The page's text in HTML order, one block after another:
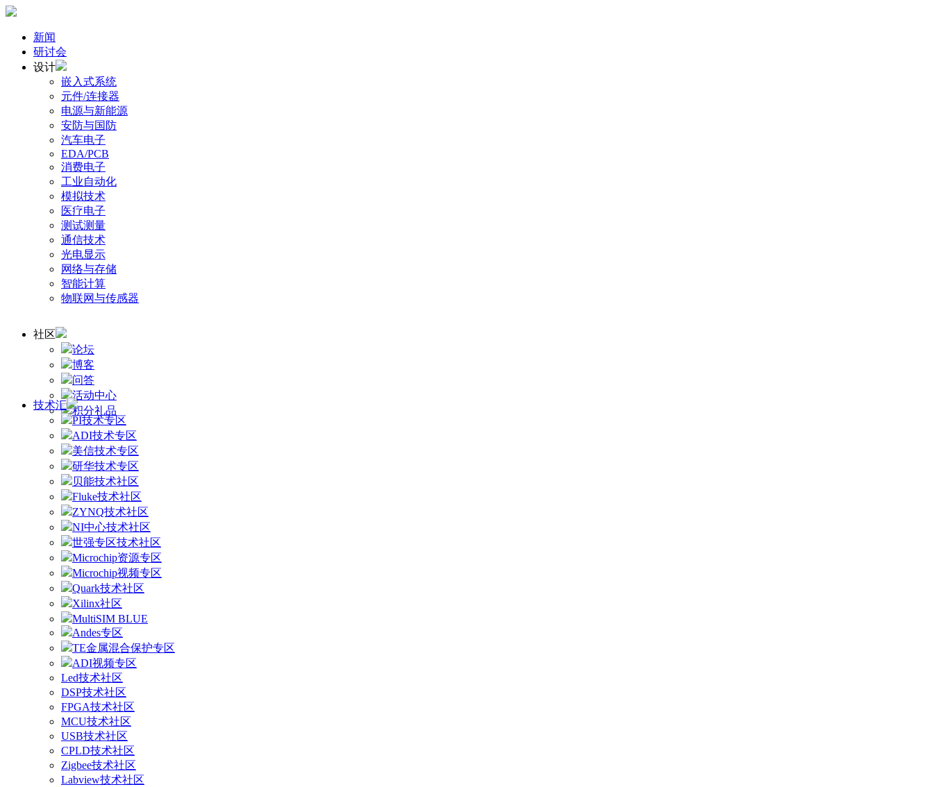
新闻
研讨会
设计
嵌入式系统
元件/连接器
电源与新能源
安防与国防
汽车电子
EDA/PCB
消费电子
工业自动化
模拟技术
医疗电子
测试测量
通信技术
光电显示
网络与存储
智能计算
物联网与传感器
社区
论坛
博客
问答
活动中心
积分礼品
技术汇
PI技术专区
ADI技术专区
美信技术专区
研华技术专区
贝能技术社区
Fluke技术社区
ZYNQ技术社区
NI中心技术社区
世强专区技术社区
Microchip资源专区
Microchip视频专区
Quark技术社区
Xilinx社区
MultiSIM BLUE
Andes专区
TE金属混合保护专区
ADI视频专区
Led技术社区
DSP技术社区
FPGA技术社区
MCU技术社区
USB技术社区
CPLD技术社区
Zigbee技术社区
Labview技术社区